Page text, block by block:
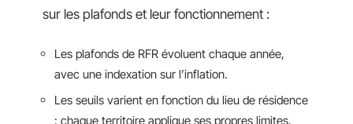
sur les plafonds et leur fonctionnement :
Les plafonds de RFR évoluent chaque année,
avec une indexation sur l’inflation.
Les seuils varient en fonction du lieu de résidence
: chaque territoire applique ses propres limites.